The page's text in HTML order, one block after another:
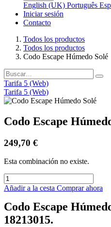
English (UK) Português
Iniciar sesión
​Contacto
Todos los productos
Todos los productos
Codo Escape Húmedo Solé
Tarifa 5 (Web)
Tarifa 5 (Web)
Codo Escape
249,70 €
Esta combinación no existe.
Añadir a la cesta Comprar ahora
Codo Escape
18213015.